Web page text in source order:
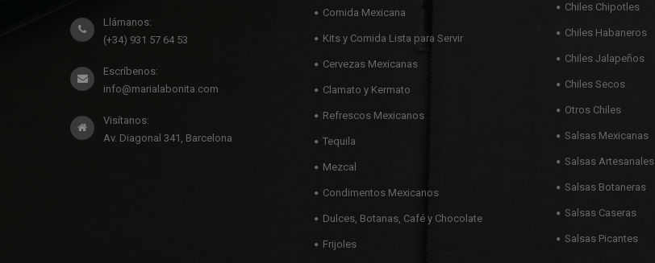
Llámanos:
(+34) 931 57 64 53
Escríbenos:
info@marialabonita.com
Visítanos:
Av. Diagonal 341, Barcelona
Comida Mexicana
Kits y Comida Lista para Servir
Cervezas Mexicanas
Clamato y Kermato
Refrescos Mexicanos
Tequila
Mezcal
Condimentos Mexicanos
Dulces, Botanas, Café y Chocolate
Frijoles
Chiles Chipotles
Chiles Habaneros
Chiles Jalapeños
Chiles Secos
Otros Chiles
Salsas Mexicanas
Salsas Artesanales
Salsas Botaneras
Salsas Caseras
Salsas Picantes